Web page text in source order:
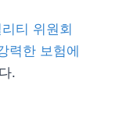
티 위원회
력한 보험에
.